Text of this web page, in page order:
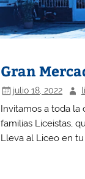
Gran
julio 18, 2022
Invitamos a toda la
familias Liceistas,
Lleva al Liceo en